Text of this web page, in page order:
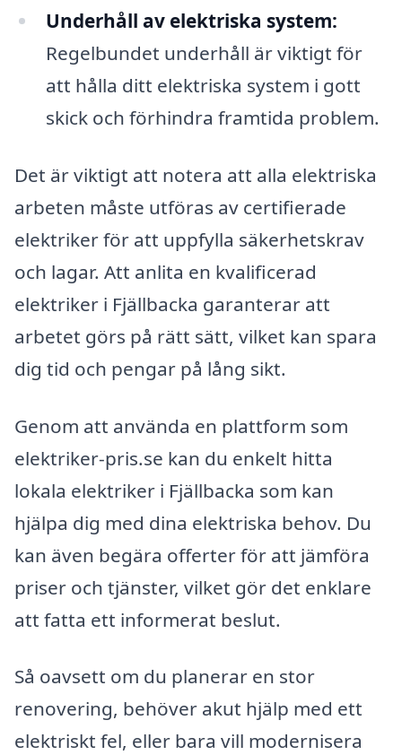
Underhåll av elektriska system:
Regelbundet underhåll är viktigt för
att hålla ditt elektriska system i gott
skick och förhindra framtida problem.
Det är viktigt att notera att alla elektriska
arbeten måste utföras av certifierade
elektriker för att uppfylla säkerhetskrav
och lagar. Att anlita en kvalificerad
elektriker i Fjällbacka garanterar att
arbetet görs på rätt sätt, vilket kan spara
dig tid och pengar på lång sikt.
Genom att använda en plattform som
elektriker-pris.se kan du enkelt hitta
lokala elektriker i Fjällbacka som kan
hjälpa dig med dina elektriska behov. Du
kan även begära offerter för att jämföra
priser och tjänster, vilket gör det enklare
att fatta ett informerat beslut.
Så oavsett om du planerar en stor
renovering, behöver akut hjälp med ett
elektriskt fel, eller bara vill modernisera